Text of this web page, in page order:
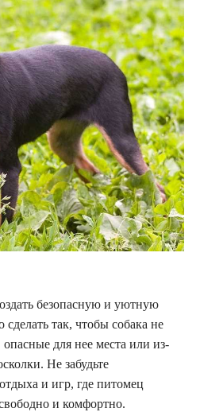
безопасную и уютную
так, чтобы собака не
для нее места или из-
Не забудьте
и игр, где питомец
и комфортно.